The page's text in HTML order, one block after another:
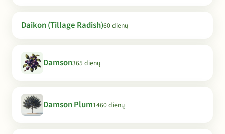
Daikon (Tillage Radish)60 dienų
Damson365 dienų
Damson Plum1460 dienų